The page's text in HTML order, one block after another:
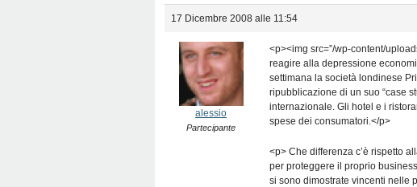
17 Dicembre 2008 alle 11:54
alessio
Partecipante
<p><img src=”/wp-content/
reagire alla depressione
settimana la società londinese
ripubblicazione di un suo “case
internazionale. Gli hotel e i
spese dei consumatori.</p>
<p> Che differenza c’è rispetto
per proteggere il proprio
si sono dimostrate vincenti nelle